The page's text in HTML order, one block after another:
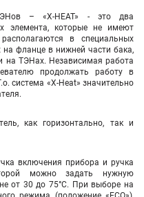
– «X-HEAT» - это два
элемента, которые не имеют
в специальных
на фланце в нижней части бака,
на ТЭНах. Независимая работа
продолжать работу в
система «X-Heat» значительно
как горизонтально, так и
включения прибора и ручка
можно задать нужную
от 30 до 75°С. При выборе на